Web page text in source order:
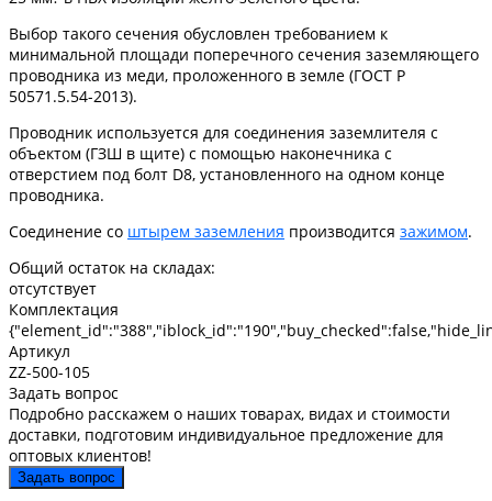
Выбор такого сечения обусловлен требованием к
минимальной площади поперечного сечения заземляющего
проводника из меди, проложенного в земле (ГОСТ Р
50571.5.54-2013).
Проводник используется для соединения заземлителя с
объектом (ГЗШ в щите) с помощью наконечника с
отверстием под болт D8, установленного на одном конце
проводника.
Соединение со штырем заземления производится зажимом.
Общий остаток на складах:
отсутствует
Комплектация
Артикул
ZZ-500-105
Задать вопрос
Подробно расскажем о наших товарах, видах и стоимости
доставки, подготовим индивидуальное предложение для
оптовых клиентов!
Задать вопрос